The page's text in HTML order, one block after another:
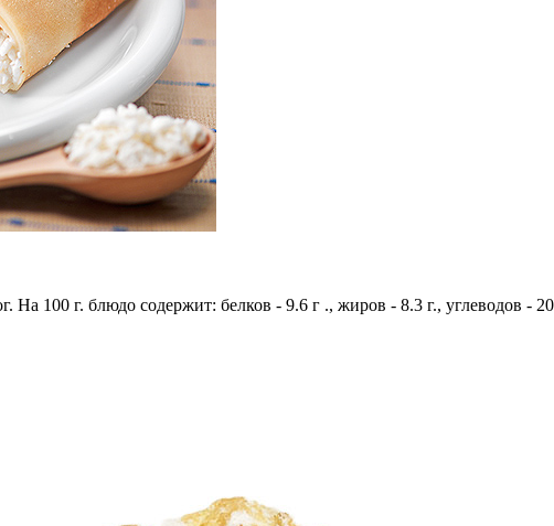
На 100 г. блюдо содержит: белков - 9.6 г ., жиров - 8.3 г., углеводов -